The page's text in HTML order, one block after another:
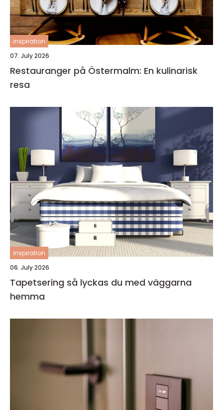
inspiration
07. July 2026
Restauranger på Östermalm: En kulinarisk
resa
inspiration
06. July 2026
Tapetsering så lyckas du med väggarna
hemma